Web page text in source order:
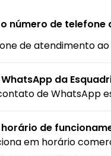
o número de
de atendimento
da
de WhatsApp
horário de
em horário